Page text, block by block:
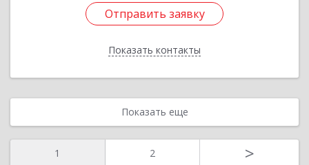
Отправить заявку
Показать контакты
Отправить заявку
Назад
Показать еще
1 2 >